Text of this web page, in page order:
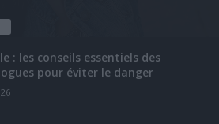
: les conseils essentiels des
pour éviter le danger